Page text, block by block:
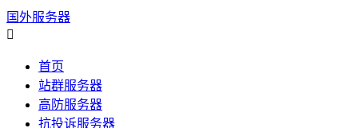
国外服务器

首页
站群服务器
高防服务器
抗投诉服务器